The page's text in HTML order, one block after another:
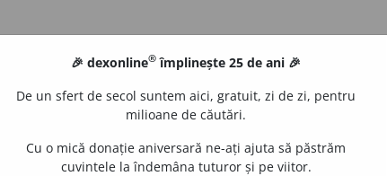
🎉 dexonline® împlinește 25 de ani 🎉
De un sfert de secol suntem aici, gratuit, zi de zi, pentru
milioane de căutări.
Cu o mică donație aniversară ne-ați ajuta să păstrăm
cuvintele la îndemâna tuturor și pe viitor.